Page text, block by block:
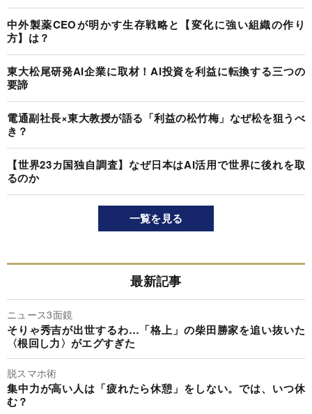
中外製薬CEOが明かす生存戦略と【変化に強い組織の作り
方】は？
東大松尾研発AI企業に取材！AI投資を利益に転換する三つの
要諦
電通副社長×東大教授が語る「利益の松竹梅」なぜ松を狙うべ
き？
【世界23カ国独自調査】なぜ日本はAI活用で世界に後れを取
るのか
一覧を見る
最新記事
ニュース3面鏡
そりゃ秀吉が出世するわ…「格上」の柴田勝家を追い抜いた
〈根回し力〉がエグすぎた
脱スマホ術
集中力が高い人は「疲れたら休憩」をしない。では、いつ休
む？